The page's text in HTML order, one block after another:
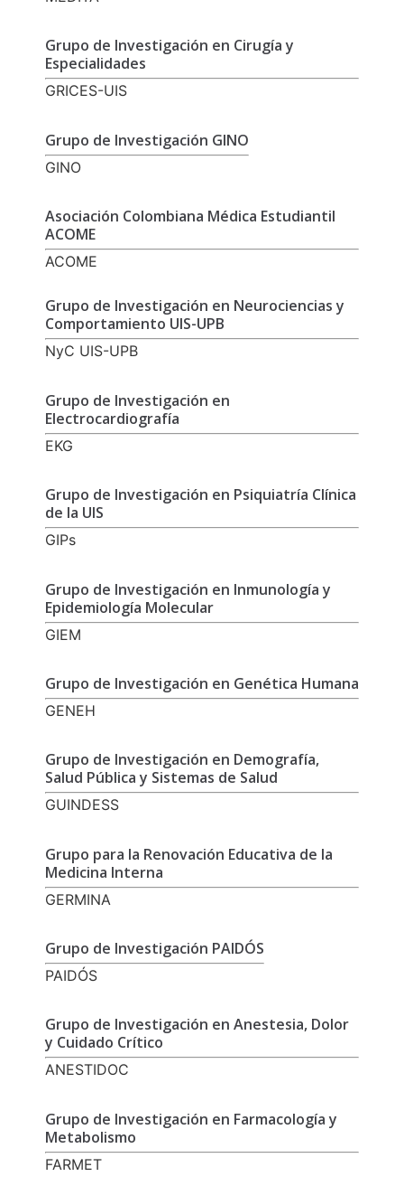
Grupo de Investigación en Cirugía y
Especialidades
GRICES-UIS
Grupo de Investigación GINO
GINO
Asociación Colombiana Médica Estudiantil
ACOME
ACOME
Grupo de Investigación en Neurociencias y
Comportamiento UIS-UPB
NyC UIS-UPB
Grupo de Investigación en
Electrocardiografía
EKG
Grupo de Investigación en Psiquiatría Clínica
de la UIS
GIPs
Grupo de Investigación en Inmunología y
Epidemiología Molecular
GIEM
Grupo de Investigación en Genética Humana
GENEH
Grupo de Investigación en Demografía,
Salud Pública y Sistemas de Salud
GUINDESS
Grupo para la Renovación Educativa de la
Medicina Interna
GERMINA
Grupo de Investigación PAIDÓS
PAIDÓS
Grupo de Investigación en Anestesia, Dolor
y Cuidado Crítico
ANESTIDOC
Grupo de Investigación en Farmacología y
Metabolismo
FARMET